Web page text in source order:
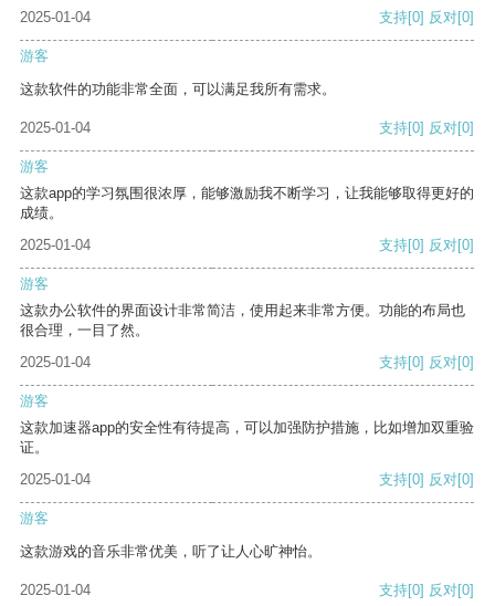
2025-01-04 支持[0] 反对[0]
游客
这款软件的功能非常全面，可以满足我所有需求。
2025-01-04 支持[0] 反对[0]
游客
这款app的学习氛围很浓厚，能够激励我不断学习，让我能够取得更好的
成绩。
2025-01-04
支持[0] 反对[0]
游客
这款办公软件的界面设计非常简洁，使用起来非常方便。功能的布局也
很合理，一目了然。
2025-01-04
支持[0] 反对[0]
游客
这款加速器app的安全性有待提高，可以加强防护措施，比如增加双重验
证。
2025-01-04
支持[0] 反对[0]
游客
这款游戏的音乐非常优美，听了让人心旷神怡。
2025-01-04 支持[0] 反对[0]